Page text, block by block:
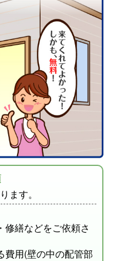
ます。
繕などをご依頼さ
費用(壁の中の配管部